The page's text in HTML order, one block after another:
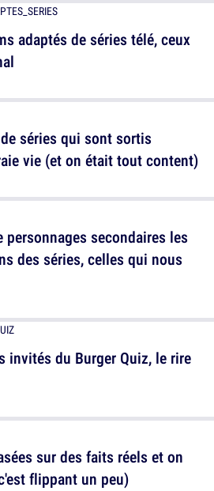
séries qui sont sortis
vie (et on était tout content)
invités du Burger Quiz, le rire
adaptés de séries télé, ceux
personnages secondaires les
des séries, celles qui nous
sur des faits réels et on
flippant un peu)